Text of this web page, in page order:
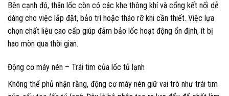
Bên cạnh đó, thân lốc còn có các khe thông khí và cổng kết nối dễ
dàng cho việc lắp đặt, bảo trì hoặc tháo rỡ khi cần thiết. Việc lựa
chọn chất liệu cao cấp giúp đảm bảo lốc hoạt động ổn định, ít bị
hao mòn qua thời gian.
Động cơ máy nén – Trái tim của lốc tủ lạnh
Không thể phủ nhận rằng, động cơ máy nén giữ vai trò như trái tim